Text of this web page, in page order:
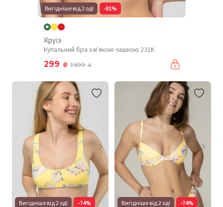
Вигідніше від 2 од! -81%
Круїз
Купальний бра з м'якою чашкою 231K
299 ₴ 1 599₴
Вигідніше від 2 од! -74% Вигідніше від 2 од! -74%